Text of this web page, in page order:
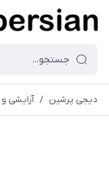
دیجی پرشین / آرایشی